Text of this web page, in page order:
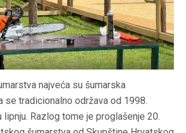
najveća su šumarska
se tradicionalno održava od 1998.
Razlog tome je proglašenje 20.